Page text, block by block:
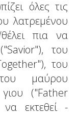
όλες τις
λατρεμένου
πια να
του
του
μαύρου
("Father
εκτεθεί -